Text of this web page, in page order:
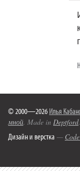
© 2000—2026 Илья
мной. Made in Deptford.
Дизайн и верстка —